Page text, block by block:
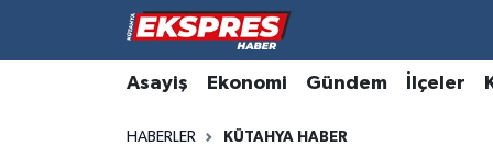
Asayiş Ekonomi Gündem İlçeler
HABERLER KÜTAHYA HABER
Altıntaş
Hava Durumu
Trafik Durumu